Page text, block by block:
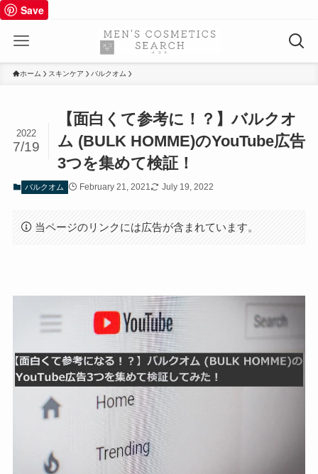
Save
ホーム スキンケア バルクオム
【面白くて参考に！？】バルクオ
ム (BULK HOMME)のYouTube広告
3つを集めて検証！
2022
7/19
バルクオム February 21, 2021 July 19, 2022
当ページのリンクには広告が含まれています。